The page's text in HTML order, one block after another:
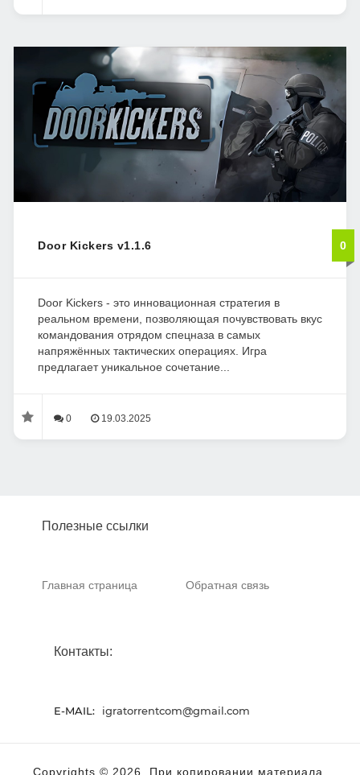
Door Kickers v1.1.6 0
Door Kickers - это инновационная стратегия в
реальном времени, позволяющая почувствовать вкус
командования отрядом спецназа в самых
напряжённых тактических операциях. Игра
предлагает уникальное сочетание...
0 19.03.2025
Полезные ссылки
Главная страница Обратная связь
Контакты:
E-MAIL: igratorrentcom@gmail.com
Copyrights © 2026. При копировании материала,